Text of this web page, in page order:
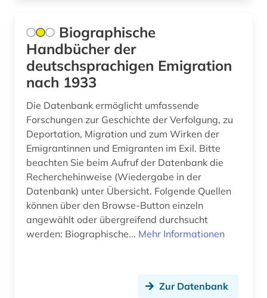
entscheidungen (2)
entschädigung (1)
erbrecht (3)
erbschaftsteuer- und schenkungsteuergesetz
(2)
erdwärmesonde (1)
erlebnisbericht (1)
ernährung (1)
Biographische
Handbücher der
deutschsprachigen Emigration
nach 1933
Die Datenbank ermöglicht umfassende
Forschungen zur Geschichte der Verfolgung, zu
Deportation, Migration und zum Wirken der
Emigrantinnen und Emigranten im Exil. Bitte
beachten Sie beim Aufruf der Datenbank die
Recherchehinweise (Wiedergabe in der
Datenbank) unter Übersicht. Folgende Quellen
können über den Browse-Button einzeln
angewählt oder übergreifend durchsucht
werden: Biographische... Mehr Informationen
Zur Datenbank